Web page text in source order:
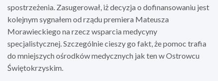
spostrzeżenia. Zasugerował, iż decyzja o dofinansowaniu jest
kolejnym sygnałem od rządu premiera Mateusza
Morawieckiego na rzecz wsparcia medycyny
specjalistycznej. Szczególnie cieszy go fakt, że pomoc trafia
do mniejszych ośrodków medycznych jak ten w Ostrowcu
Świętokrzyskim.